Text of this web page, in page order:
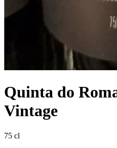
Quinta do
Vintage
75 cl